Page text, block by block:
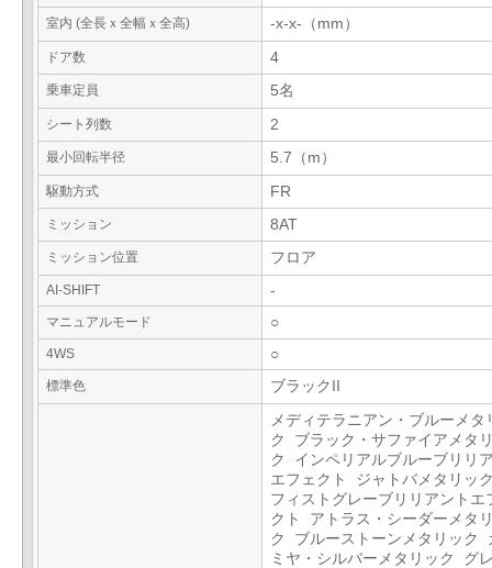
室内 (全長ｘ全幅ｘ全高) -x-x-（mm）
ドア数 4
乗車定員 5名
シート列数 2
最小回転半径 5.7（m）
駆動方式 FR
ミッション 8AT
ミッション位置 フロア
AI-SHIFT -
マニュアルモード ○
4WS ○
標準色 ブラックII
メディテラニアン・ブルーメタ
ク ブラック・サファイアメタ
ク インペリアルブルーブリリ
エフェクト ジャトバメタリッ
フィストグレーブリリアントエ
クト アトラス・シーダーメタ
ク ブルーストーンメタリック
ミヤ・シルバーメタリック グ